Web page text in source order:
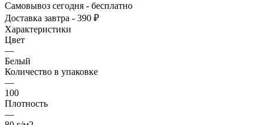
Самовывоз сегодня - бесплатно
Доставка завтра - 390 ₽
Характеристики
Цвет
—
Белый
Количество в упаковке
—
100
Плотность
—